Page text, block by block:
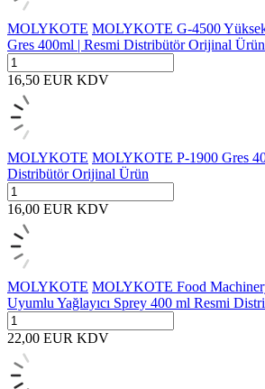
MOLYKOTE MOLYKOTE G-4500 Yüksek
Gres 400ml | Resmi Distribütör Orijinal Ürün
16,50 EUR KDV
MOLYKOTE MOLYKOTE P-1900 Gres
Distribütör Orijinal Ürün
16,00 EUR KDV
MOLYKOTE MOLYKOTE Food
Uyumlu Yağlayıcı Sprey 400 ml Resmi
22,00 EUR KDV